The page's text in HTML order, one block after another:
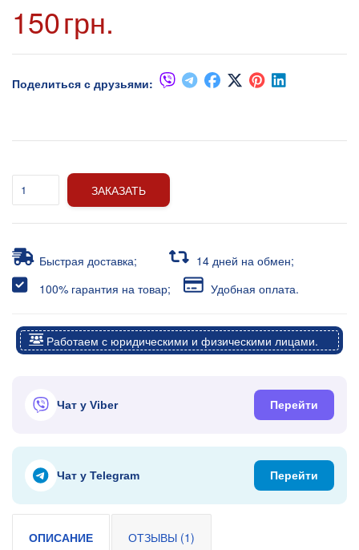
150грн.
Поделиться с друзьями:
ЗАКАЗАТЬ
Быстрая доставка;
14 дней на обмен;
100% гарантия на товар;
Удобная оплата.
Работаем с юридическими и физическими лицами.
Чат у Viber Перейти
Чат у Telegram Перейти
ОПИСАНИЕ ОТЗЫВЫ (1)